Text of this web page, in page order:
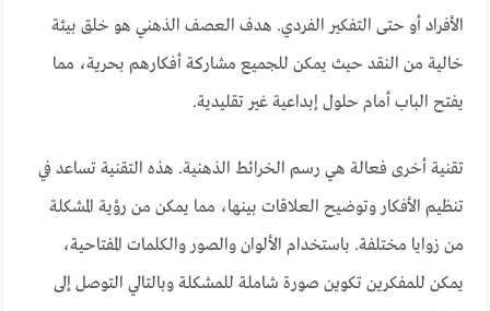
الأفراد أو حتى التفكير الفردي. هدف العصف الذهني هو خلق بيئة
خالية من النقد حيث يمكن للجميع مشاركة أفكارهم بحرية، مما
يفتح الباب أمام حلول إبداعية غير تقليدية.
تقنية أخرى فعالة هي رسم الخرائط الذهنية. هذه التقنية تساعد في
تنظيم الأفكار وتوضيح العلاقات بينها، مما يمكن من رؤية المشكلة
من زوايا مختلفة. باستخدام الألوان والصور والكلمات المفتاحية،
يمكن للمفكرين تكوين صورة شاملة للمشكلة وبالتالي التوصل إلى